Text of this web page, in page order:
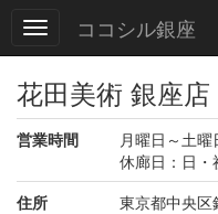
ココシル銀座
花田美術 銀座店
営業時間
月曜日～土
休廊日：日・
住所
東京都中央